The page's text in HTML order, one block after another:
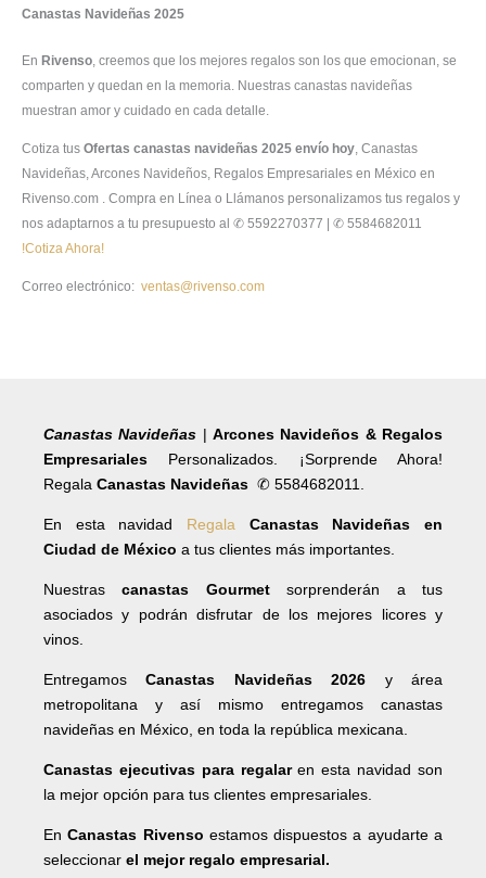
Canastas Navideñas 2025
En Rivenso, creemos que los mejores regalos son los que emocionan, se
comparten y quedan en la memoria. Nuestras canastas navideñas
muestran amor y cuidado en cada detalle.
Cotiza tus Ofertas canastas navideñas 2025 envío hoy, Canastas
Navideñas, Arcones Navideños, Regalos Empresariales en México en
Rivenso.com . Compra en Línea o Llámanos personalizamos tus regalos y
nos adaptarnos a tu presupuesto al ✆ 5592270377 | ✆ 5584682011
!Cotiza Ahora!
Correo electrónico: ventas@rivenso.com
Canastas Navideñas |Arcones Navideños & Regalos
Empresariales Personalizados. ¡Sorprende Ahora!
Regala Canastas Navideñas ✆ 5584682011.
En esta navidad Regala Canastas Navideñas en
Ciudad de México a tus clientes más importantes.
Nuestrascanastas Gourmetsorprenderán a tus
asociados y podrán disfrutar de los mejores licores y
vinos.
EntregamosCanastas Navideñas 2026 y área
metropolitana y así mismo entregamos canastas
navideñas en México, en toda la república mexicana.
Canastas ejecutivas para regalaren esta navidad son
la mejor opción para tus clientes empresariales.
EnCanastas Rivenso estamos dispuestos a ayudarte a
seleccionar el mejor regalo empresarial.